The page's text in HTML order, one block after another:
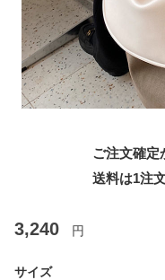
ご注文確定
送料は1注
3,240 円
サイズ